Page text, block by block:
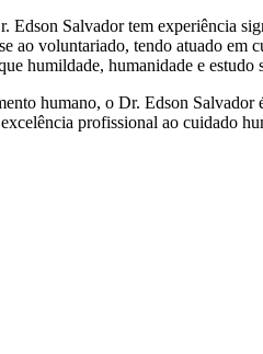
Edson Salvador tem experiência
ao voluntariado, tendo atuado em
humildade, humanidade e estudo
humano, o Dr. Edson Salvador
profissional ao cuidado